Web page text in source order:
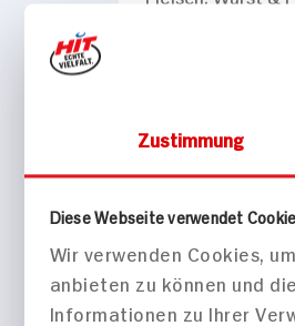
Zustimmung
Diese Webseite verwendet
Wir verwenden Cookies,
anbieten zu können und
Informationen zu Ihrer